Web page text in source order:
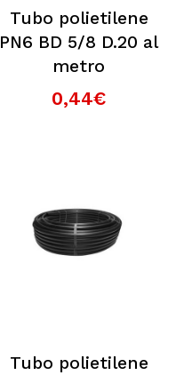
Tubo polietilene
PN6 BD 5/8 D.20 al
metro
0,44€
Tubo polietilene